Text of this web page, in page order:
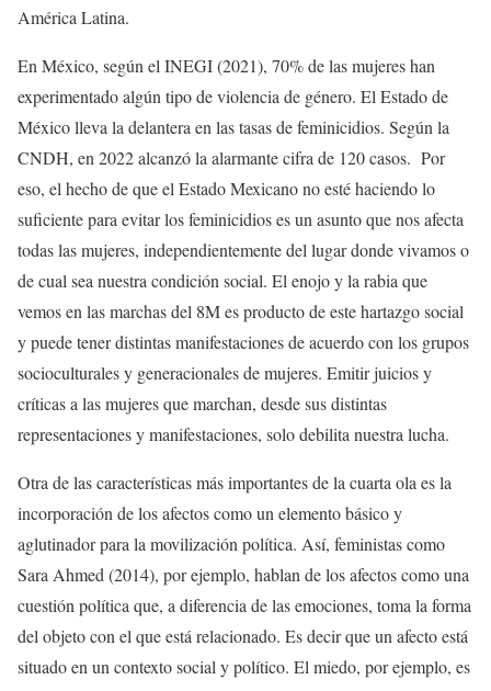
América Latina.
En México, según el INEGI (2021), 70% de las mujeres han
experimentado algún tipo de violencia de género. El Estado de
México lleva la delantera en las tasas de feminicidios. Según la
CNDH, en 2022 alcanzó la alarmante cifra de 120 casos. Por
eso, el hecho de que el Estado Mexicano no esté haciendo lo
suficiente para evitar los feminicidios es un asunto que nos afecta
todas las mujeres, independientemente del lugar donde vivamos o
de cual sea nuestra condición social. El enojo y la rabia que
vemos en las marchas del 8M es producto de este hartazgo social
y puede tener distintas manifestaciones de acuerdo con los grupos
socioculturales y generacionales de mujeres. Emitir juicios y
críticas a las mujeres que marchan, desde sus distintas
representaciones y manifestaciones, solo debilita nuestra lucha.
Otra de las características más importantes de la cuarta ola es la
incorporación de los afectos como un elemento básico y
aglutinador para la movilización política. Así, feministas como
Sara Ahmed (2014), por ejemplo, hablan de los afectos como una
cuestión política que, a diferencia de las emociones, toma la forma
del objeto con el que está relacionado. Es decir que un afecto está
situado en un contexto social y político. El miedo, por ejemplo, es